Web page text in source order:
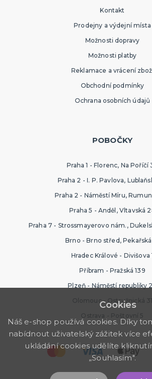
Kontakt
Prodejny a výdejní místa
Možnosti dopravy
Možnosti platby
Reklamace a vrácení
Obchodní podmínky
Ochrana osobních údajů
POBOČKY
Praha 1 - Florenc, Na Poříčí
Praha 2 - I. P. Pavlova,
Praha 2 - Náměstí Míru,
Praha 5 - Anděl, Vltavská
Praha 7 - Strossmayerovo nám.,
Brno - Brno střed, Pekařská
Hradec Králové - Divišova
Příbram - Pražská 139
Plzeň - Náměstí republiky
Olomouc - Ostružnická 31
Ostrava - Poštovní 5
Cookies
Náš e-shop používá cookies. Díky
nabídnout uživatelský zážitek více
ukládání cookies udělíte
„Souhlasím".